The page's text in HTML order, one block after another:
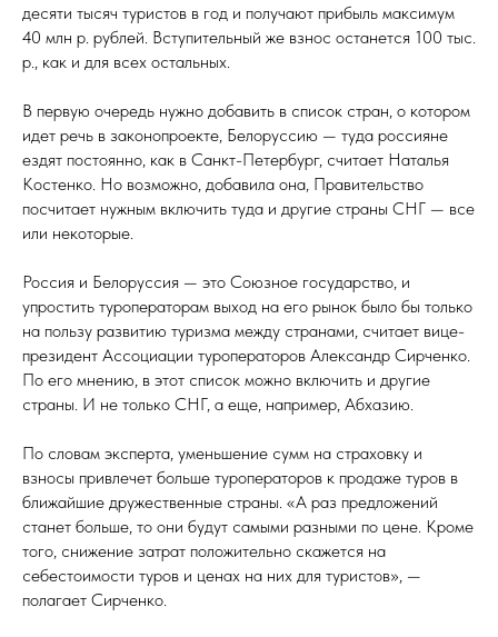
десяти тысяч туристов в год и получают прибыль максимум
40 млн р. рублей. Вступительный же взнос останется 100 тыс.
р., как и для всех остальных.
В первую очередь нужно добавить в список стран, о котором
идет речь в законопроекте, Белоруссию — туда россияне
ездят постоянно, как в Санкт-Петербург, считает Наталья
Костенко. Но возможно, добавила она, Правительство
посчитает нужным включить туда и другие страны СНГ — все
или некоторые.
Россия и Белоруссия — это Союзное государство, и
упростить туроператорам выход на его рынок было бы только
на пользу развитию туризма между странами, считает вице-
президент Ассоциации туроператоров Александр Сирченко.
По его мнению, в этот список можно включить и другие
страны. И не только СНГ, а еще, например, Абхазию.
По словам эксперта, уменьшение сумм на страховку и
взносы привлечет больше туроператоров к продаже туров в
ближайшие дружественные страны. «А раз предложений
станет больше, то они будут самыми разными по цене. Кроме
того, снижение затрат положительно скажется на
себестоимости туров и ценах на них для туристов», —
полагает Сирченко.